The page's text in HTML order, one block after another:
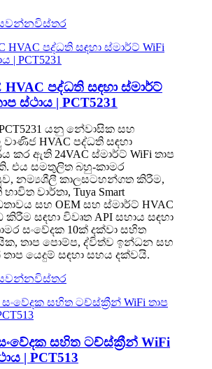
විස්තර
HVAC පද්ධති සඳහා ස්මාර්ට්
ස්ථාය | PCT5231
PCT5231 යනු නේවාසික සහ
වාණිජ HVAC පද්ධති සඳහා
කර ඇති 24VAC ස්මාර්ට් WiFi තාප
එය සමතුලිත බහු-කාමර
නම්‍යශීලී කාලසටහන්ගත කිරීම,
වාර්තා, Tuya Smart
සහ OEM සහ ස්මාර්ට් HVAC
කිරීම සඳහා විවෘත API සහාය සඳහා
සංවේදක 10ක් දක්වා සහිත
තාප පොම්ප, ද්විත්ව ඉන්ධන සහ
යෙදුම් සඳහා සහය දක්වයි.
විස්තර
සහිත ටච්ස්ක්‍රීන් WiFi
| PCT513